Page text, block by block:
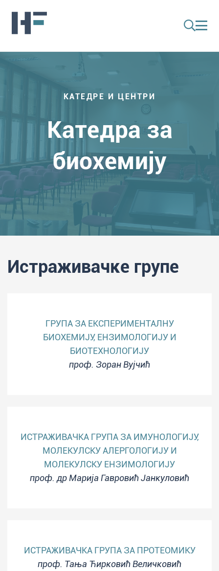
КАТЕДРЕ И ЦЕНТРИ
Катедра за
биохемију
Истраживачке групе
ГРУПА ЗА ЕКСПЕРИМЕНТАЛНУ
БИОХЕМИЈУ, ЕНЗИМОЛОГИЈУ И
БИОТЕХНОЛОГИЈУ
проф. Зоран Вујчић
ИСТРАЖИВАЧКА ГРУПА ЗА ИМУНОЛОГИЈУ,
МОЛЕКУЛСКУ АЛЕРГОЛОГИЈУ И
МОЛЕКУЛСКУ ЕНЗИМОЛОГИЈУ
проф. др Марија Гавровић Јанкуловић
ИСТРАЖИВАЧКА ГРУПА ЗА ПРОТЕОМИКУ
проф. Тања Ћирковић Величковић